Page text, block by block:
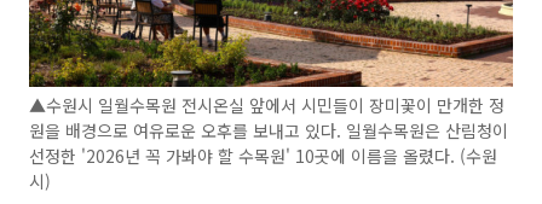
▲수원시 일월수목원 전시온실 앞에서 시민들이 장미꽃이 만개한 정
원을 배경으로 여유로운 오후를 보내고 있다. 일월수목원은 산림청이
선정한 '2026년 꼭 가봐야 할 수목원' 10곳에 이름을 올렸다. (수원
시)